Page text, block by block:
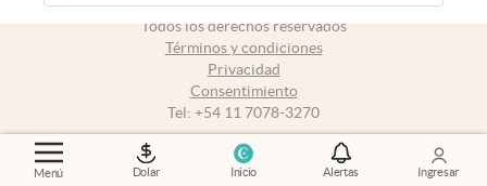
Menú Dolar Inicio Alertas Ingresar
Copyright 2025 cronista.com
Todos los derechos reservados
Términos y condiciones
Privacidad
Consentimiento
Tel: +54 11 7078-3270
cronista.com
es propiedad de El Cronista Comercial S.A Registro de
propiedad intelectual: 56576959